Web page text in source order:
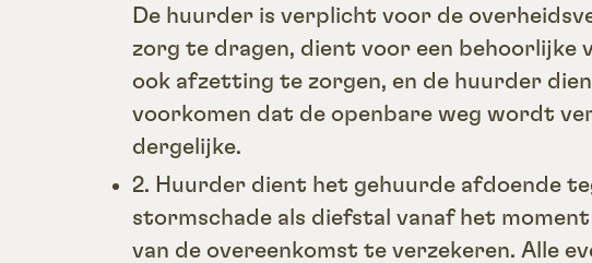
De huurder is verplicht voor de
zorg te dragen, dient voor een behoorlijke
ook afzetting te zorgen, en de huurder
voorkomen dat de openbare weg wordt
dergelijke.
2. Huurder dient het gehuurde afdoende
stormschade als diefstal vanaf het
van de overeenkomst te verzekeren. Alle